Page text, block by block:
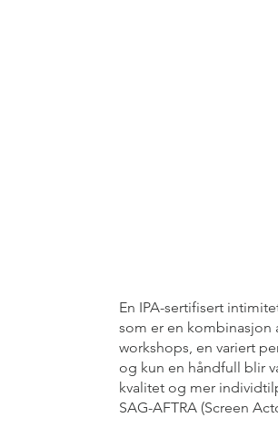
En IPA-sertifisert
som er en kombinasjon
workshops, en variert
og kun en håndfull blir
kvalitet og mer
SAG-AFTRA (Screen